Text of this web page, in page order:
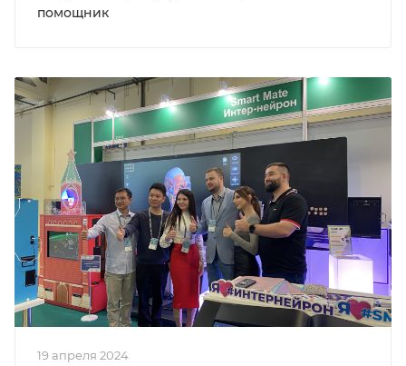
помощник
19 апреля 2024